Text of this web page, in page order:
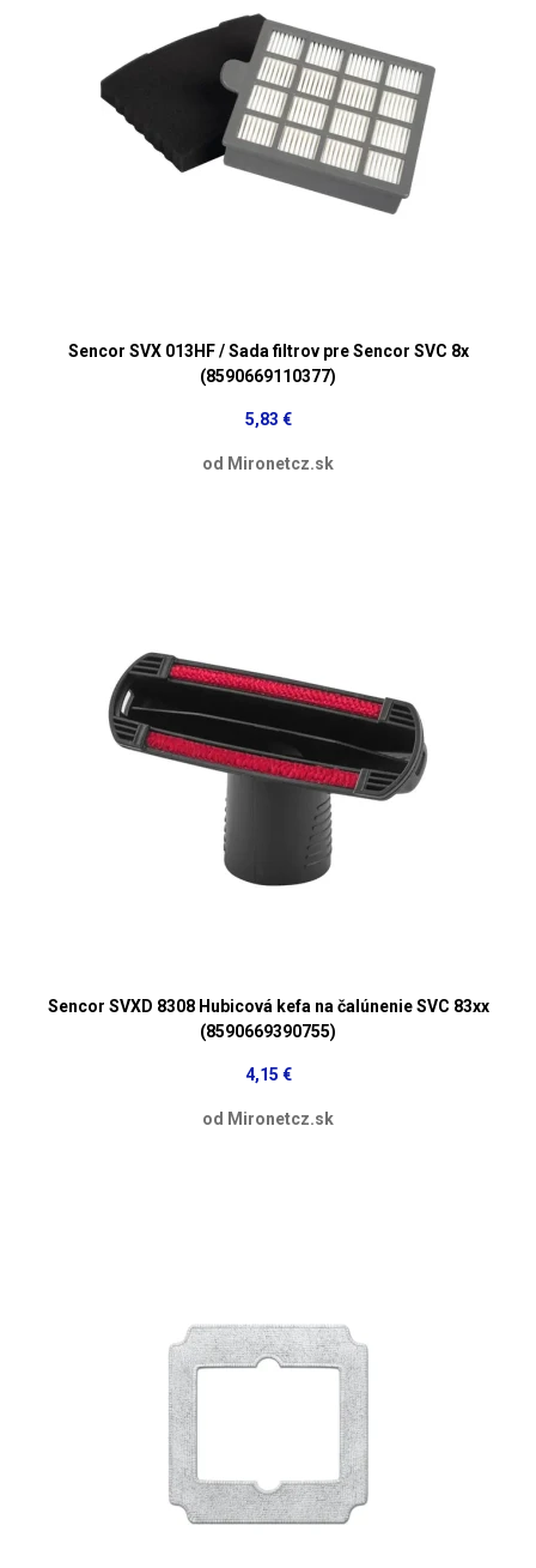
Sencor SVX 013HF / Sada filtrov pre Sencor SVC 8x
(8590669110377)
5,83 €
od Mironetcz.sk
Sencor SVXD 8308 Hubicová kefa na čalúnenie SVC 83xx
(8590669390755)
4,15 €
od Mironetcz.sk